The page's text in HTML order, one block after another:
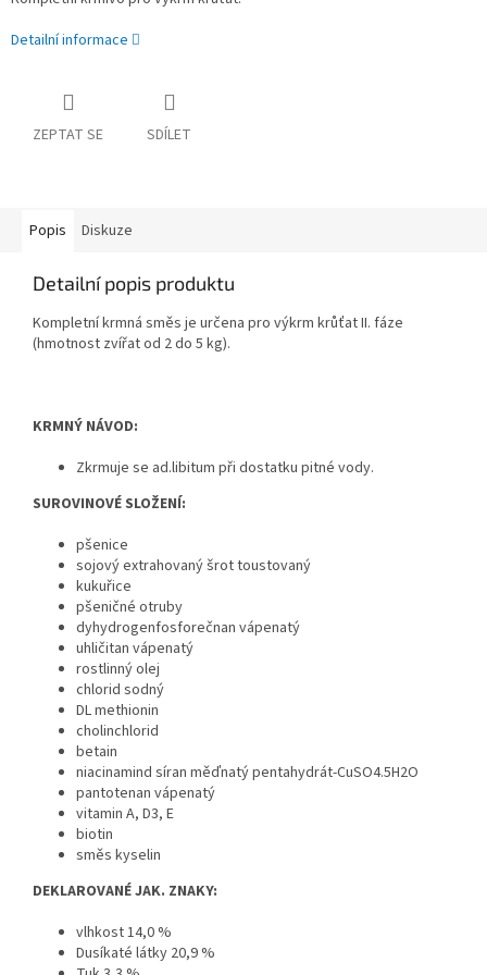
Detailní informace
ZEPTAT SE SDÍLET
Popis Diskuze
Detailní popis produktu
Kompletní krmná směs je určena pro výkrm krůťat II. fáze
(hmotnost zvířat od 2 do 5 kg).
KRMNÝ NÁVOD:
Zkrmuje se ad.libitum při dostatku pitné vody.
SUROVINOVÉ SLOŽENÍ:
pšenice
sojový extrahovaný šrot toustovaný
kukuřice
pšeničné otruby
dyhydrogenfosforečnan vápenatý
uhličitan vápenatý
rostlinný olej
chlorid sodný
DL methionin
cholinchlorid
betain
niacinamind síran měďnatý pentahydrát-CuSO4.5H2O
pantotenan vápenatý
vitamin A, D3, E
biotin
směs kyselin
DEKLAROVANÉ JAK. ZNAKY:
vlhkost 14,0 %
Dusíkaté látky 20,9 %